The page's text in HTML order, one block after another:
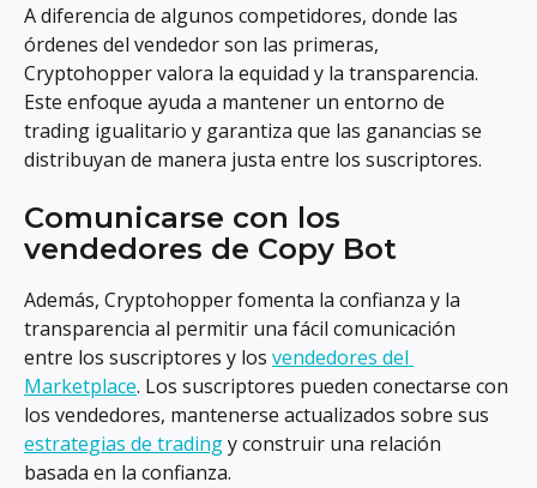
A diferencia de algunos competidores, donde las
órdenes del vendedor son las primeras,
Cryptohopper valora la equidad y la transparencia.
Este enfoque ayuda a mantener un entorno de
trading igualitario y garantiza que las ganancias se
distribuyan de manera justa entre los suscriptores.
Comunicarse con los
vendedores de Copy Bot
Además, Cryptohopper fomenta la confianza y la
transparencia al permitir una fácil comunicación
entre los suscriptores y los vendedores del
Marketplace. Los suscriptores pueden conectarse con
los vendedores, mantenerse actualizados sobre sus
estrategias de trading y construir una relación
basada en la confianza.